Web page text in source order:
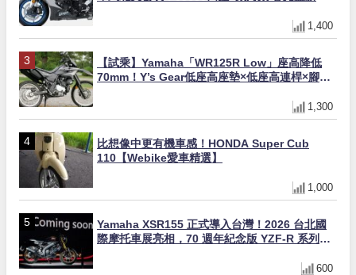
1,400
【試乘】Yamaha「WR125R Low」座高降低
70mm！Y’s Gear低座高座墊×低座高連桿×腳踏
1,300
比想像中更有機車感！HONDA Super Cub
110【Webike愛車精選】
1,000
Yamaha XSR155 正式導入台灣！2026 台北國
際摩托車展亮相，70 週年紀念版 YZF-R 系列限
600